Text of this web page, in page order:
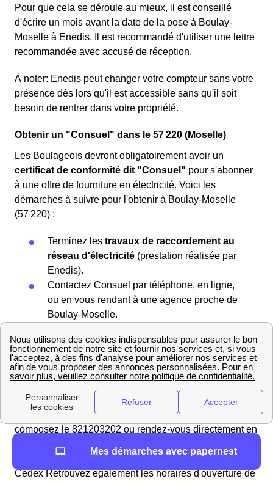
Pour que cela se déroule au mieux, il est conseillé
d'écrire un mois avant la date de la pose à Boulay-
Moselle à Enedis. Il est recommandé d'utiliser une lettre
recommandée avec accusé de réception.
À noter: Enedis peut changer votre compteur sans votre
présence dès lors qu'il est accessible sans qu'il soit
besoin de rentrer dans votre propriété.
Obtenir un "Consuel" dans le 57 220 (Moselle)
Les Boulageois devront obligatoirement avoir un
certificat de conformité dit "Consuel" pour s'abonner
à une offre de fourniture en électricité. Voici les
démarches à suivre pour l'obtenir à Boulay-Moselle
(57 220) :
Terminez les travaux de raccordement au
réseau d'électricité (prestation réalisée par
Enedis).
Contactez Consuel par téléphone, en ligne,
ou en vous rendant à une agence proche de
Boulay-Moselle.
déterminer la conformité de votre installation
par rapport aux normes de sécurité.
Si cela convient, il vous délivrera votre
certificat Consuel.
fixer un rendez-vousavec un agent Consuel,
composez le 821203202 ou rendez-vous directement en
Synergie Park Lezennes - CS 90127 59030 LILLE
Cedex Retrouvez également les horaires d'ouverture de
Mes démarches avec papernest